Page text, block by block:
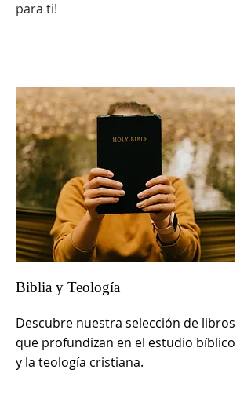
para ti!
Biblia y Teología
Descubre nuestra selección de libros
que profundizan en el estudio bíblico
y la teología cristiana.